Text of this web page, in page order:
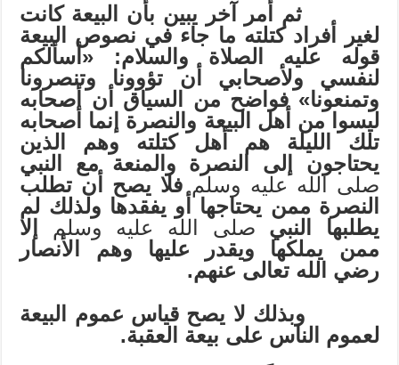
ثم أمر آخر يبين بأن البيعة كانت
لغير أفراد كتلته ما جاء في نصوص البيعة
قوله عليه الصلاة والسلام: «أسألكم
لنفسي ولأصحابي أن تؤوونا وتنصرونا
وتمنعونا» فواضح من السياق أن أصحابه
ليسوا من أهل البيعة والنصرة إنما أصحابه
تلك الليلة هم أهل كتلته وهم الذين
يحتاجون إلى النصرة والمنعة مع النبي
صلى الله عليه وسلمفلا يصح أن تطلب
النصرة ممن يحتاجها أو يفقدها ولذلك لم
يطلبها النبي صلى الله عليه وسلم إلا
ممن يملكها ويقدر عليها وهم الأنصار
رضي الله تعالى عنهم.
وبذلك لا يصح قياس عموم البيعة
لعموم الناس على بيعة العقبة.